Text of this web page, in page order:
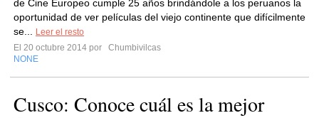
de Cine Europeo cumple 25 años brindándole a los peruanos la
oportunidad de ver películas del viejo continente que difícilmente
se...
Leer el resto
El 20 octubre 2014 por
Chumbivilcas
NONE
Cusco: Conoce cuál es la mejor